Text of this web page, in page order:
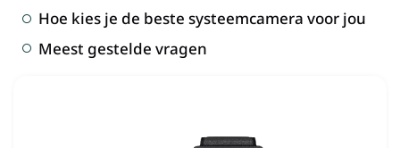
Hoe kies je de beste systeemcamera voor jou
Meest gestelde vragen